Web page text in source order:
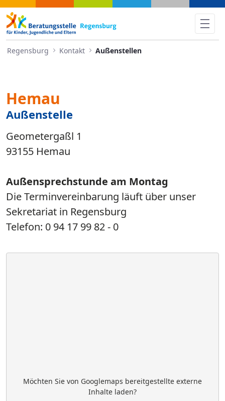
Außenstellen in Hemau,
Regensburg Kontakt Außenstellen
Hemau
Außenstelle
Geometergaßl 1
93155 Hemau
Außensprechstunde am Montag
Die Terminvereinbarung läuft über unser
Sekretariat in Regensburg
Telefon: 0 94 17 99 82 - 0
Möchten Sie von Googlemaps bereitgestellte externe
Inhalte laden?